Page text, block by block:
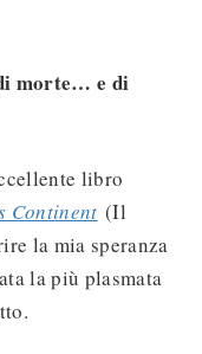
morte… e di
libro
Continent (Il
la mia speranza
la più plasmata